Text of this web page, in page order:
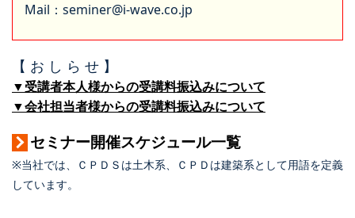
Mail：seminer@i-wave.co.jp
【 お し ら せ 】
▼受講者本人様からの受講料振込みについて
▼会社担当者様からの受講料振込みについて
セミナー開催スケジュール一覧
※当社では、ＣＰＤＳは土木系、ＣＰＤは建築系として用語を定義
しています。